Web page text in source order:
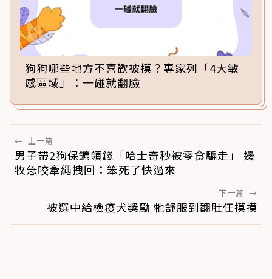
狗狗哪些地方不喜歡被摸？專家列「4大敏
感區域」：一碰就翻臉
← 上一篇
男子帶2狗保鑣領錢「哈士奇秒被零食騙走」 邊
牧急咬牽繩拽回：笨死了快過來
下一篇 →
被選中給檢疫犬獎勵 牠舒服到翻肚任摸摸